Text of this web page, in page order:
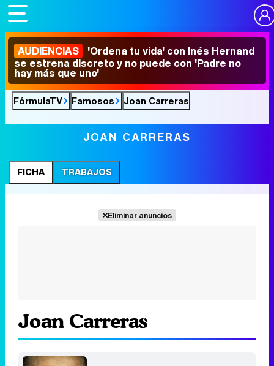
AUDIENCIAS 'Ordena tu vida' con Inés Hernand
se estrena discreto y no puede con 'Padre no
hay más que uno'
FórmulaTV Famosos Joan Carreras
JOAN CARRERAS
FICHA TRABAJOS
Eliminar anuncios
Joan Carreras